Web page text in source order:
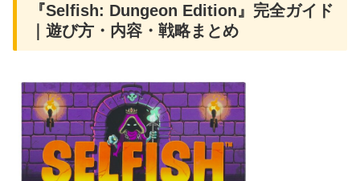
『Selfish: Dungeon Edition』完全ガイド
｜遊び方・内容・戦略まとめ